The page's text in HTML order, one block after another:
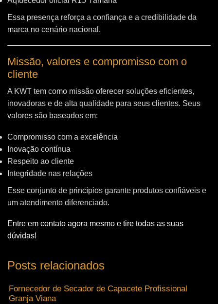
Essa presença reforça a confiança e a credibilidade da
marca no cenário nacional.
Missão, valores e compromisso com o
cliente
A KWT tem como missão oferecer soluções eficientes,
inovadoras e de alta qualidade para seus clientes. Seus
valores são baseados em:
Compromisso com a excelência
Inovação contínua
Respeito ao cliente
Integridade nas relações
Esse conjunto de princípios garante produtos confiáveis e
um atendimento diferenciado.
Entre em contato agora mesmo e tire todas as suas
dúvidas!
Posts relacionados
Fornecedor de Secador de Capacete Profissional
Granja Viana